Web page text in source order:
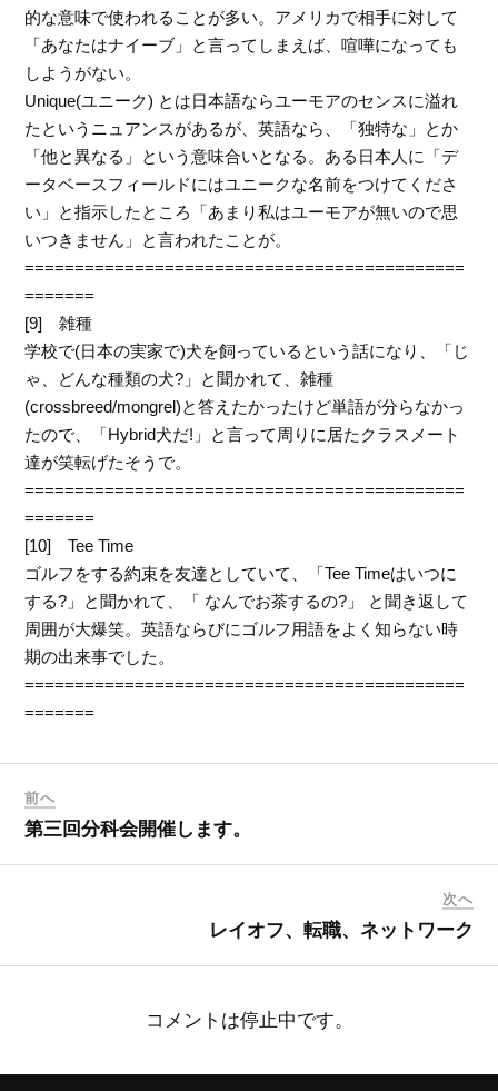
的な意味で使われることが多い。アメリカで相手に対して
「あなたはナイーブ」と言ってしまえば、喧嘩になっても
しようがない。
Unique(ユニーク) とは日本語ならユーモアのセンスに溢れ
たというニュアンスがあるが、英語なら、「独特な」とか
「他と異なる」という意味合いとなる。ある日本人に「デ
ータベースフィールドにはユニークな名前をつけてくださ
い」と指示したところ「あまり私はユーモアが無いので思
いつきません」と言われたことが。
============================================
=======
[9] 雑種
学校で(日本の実家で)犬を飼っているという話になり、「じ
ゃ、どんな種類の犬?」と聞かれて、雑種
(crossbreed/mongrel)と答えたかったけど単語が分らなかっ
たので、「Hybrid犬だ!」と言って周りに居たクラスメート
達が笑転げたそうで。
============================================
=======
[10] Tee Time
ゴルフをする約束を友達としていて、「Tee Timeはいつに
する?」と聞かれて、「 なんでお茶するの?」 と聞き返して
周囲が大爆笑。英語ならびにゴルフ用語をよく知らない時
期の出来事でした。
============================================
=======
前へ
第三回分科会開催します。
次へ
レイオフ、転職、ネットワーク
コメントは停止中です。